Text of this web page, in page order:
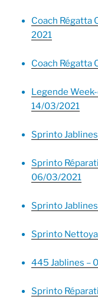
Coach Régatta
2021
Coach Régatta
Legende
14/03/2021
Sprinto
Sprinto
06/03/2021
Sprinto
Sprinto
445 Jablines –
Sprinto